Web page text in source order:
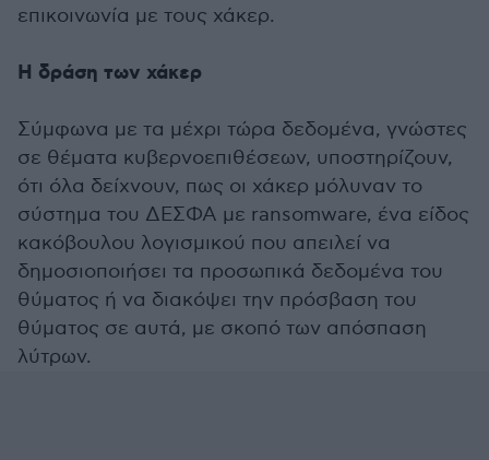
επικοινωνία με τους χάκερ.
Η δράση των χάκερ
Σύμφωνα με τα μέχρι τώρα δεδομένα, γνώστες
σε θέματα κυβερνοεπιθέσεων, υποστηρίζουν,
ότι όλα δείχνουν, πως οι χάκερ μόλυναν το
σύστημα του ΔΕΣΦΑ με ransomware, ένα είδος
κακόβουλου λογισμικού που απειλεί να
δημοσιοποιήσει τα προσωπικά δεδομένα του
θύματος ή να διακόψει την πρόσβαση του
θύματος σε αυτά, με σκοπό των απόσπαση
λύτρων.